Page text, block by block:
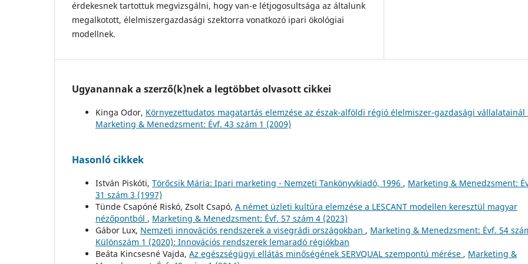
érdekesnek tartottuk megvizsgálni, hogy van-e létjogosultsága az általunk
megalkotott, élelmiszergazdasági szektorra vonatkozó ipari ökológiai
modellnek.
Ugyanannak a szerző(k)nek a legtöbbet olvasott cikkei
Kinga Odor, Környezettudatos magatartás elemzése az észak-alföldi régió élelmiszer-gazdasági vállalatainál
Marketing & Menedzsment: Évf. 43 szám 1 (2009)
Hasonló cikkek
István Piskóti, Törőcsik Mária: Ipari marketing - Nemzeti Tankönyvkiadó, 1996 , Marketing & Menedzsment:
31 szám 3 (1997)
Tünde Csapóné Riskó, Zsolt Csapó, A német üzleti kultúra elemzése a LESCANT modellen keresztül magyar
nézőpontból , Marketing & Menedzsment: Évf. 57 szám 4 (2023)
Gábor Lux, Nemzeti innovációs rendszerek a visegrádi országokban , Marketing & Menedzsment: Évf. 54
Különszám 1 (2020): Innovációs rendszerek lemaradó régiókban
Beáta Kincsesné Vajda, Az egészségügyi ellátás minőségének SERVQUAL szempontú mérése , Marketing &